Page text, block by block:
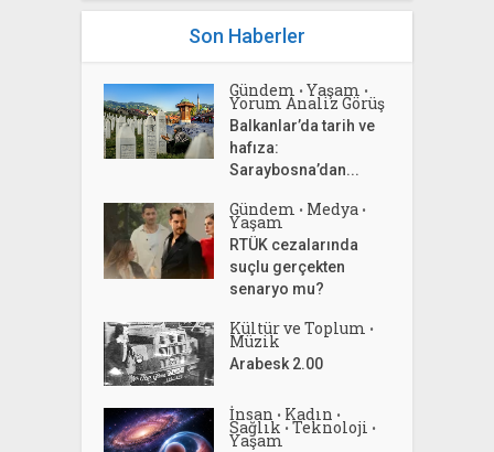
Son Haberler
Gündem • Yaşam •
Yorum Analiz Görüş
Balkanlar’da tarih ve
hafıza:
Saraybosna’dan...
Gündem • Medya •
Yaşam
RTÜK cezalarında
suçlu gerçekten
senaryo mu?
Kültür ve Toplum •
Müzik
Arabesk 2.00
İnsan • Kadın •
Sağlık • Teknoloji •
Yaşam